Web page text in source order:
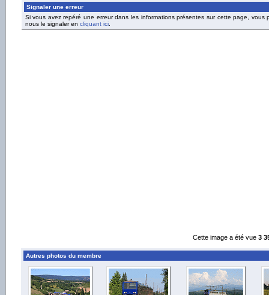
Signaler une erreur
Si vous avez repéré une erreur dans les informations présentes sur cette page, vous
nous le signaler en cliquant ici.
Cette image a été vue 3
Autres photos du membre